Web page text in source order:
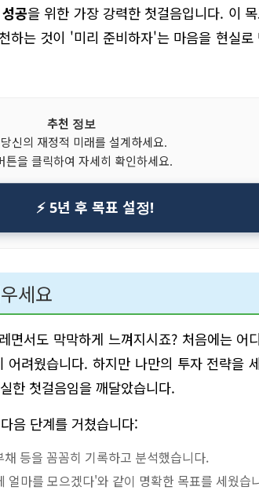
공을 위한 가장 강력한 첫걸음입니다. 이
하는 것이 '미리 준비하자'는 마음을 현실로
추천 정보
신의 재정적 미래를 설계하세요.
튼을 클릭하여 자세히 확인하세요.
⚡ 5년 후 목표 설정!
세요
서도 막막하게 느껴지시죠? 처음에는 어
려웠습니다. 하지만 나만의 투자 전략을
한 첫걸음임을 깨달았습니다.
음 단계를 거쳤습니다:
채 등을 꼼꼼히 기록하고 분석했습니다.
얼마를 모으겠다'와 같이 명확한 목표를 세웠습